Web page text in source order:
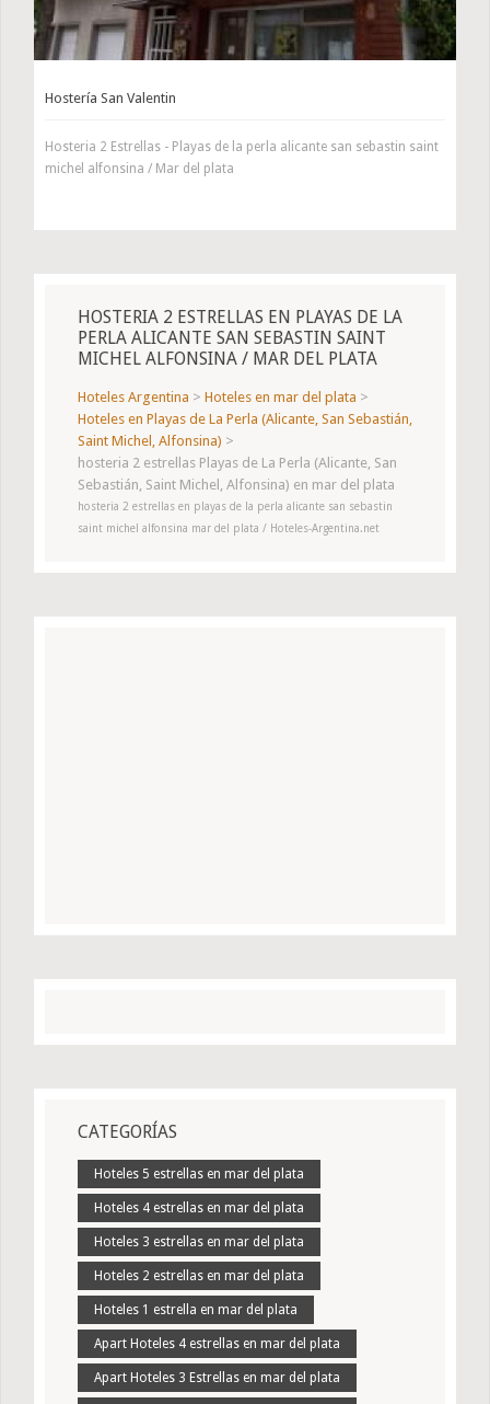
Hostería San Valentin
Hosteria 2 Estrellas - Playas de la perla alicante san sebastin saint
michel alfonsina / Mar del plata
HOSTERIA 2 ESTRELLAS EN PLAYAS DE LA
PERLA ALICANTE SAN SEBASTIN SAINT
MICHEL ALFONSINA / MAR DEL PLATA
Hoteles Argentina > Hoteles en mar del plata >
Hoteles en Playas de La Perla (Alicante, San Sebastián,
Saint Michel, Alfonsina) >
hosteria 2 estrellas Playas de La Perla (Alicante, San
Sebastián, Saint Michel, Alfonsina) en mar del plata
hosteria 2 estrellas en playas de la perla alicante san sebastin
saint michel alfonsina mar del plata / Hoteles-Argentina.net
CATEGORÍAS
Hoteles 5 estrellas en mar del plata
Hoteles 4 estrellas en mar del plata
Hoteles 3 estrellas en mar del plata
Hoteles 2 estrellas en mar del plata
Hoteles 1 estrella en mar del plata
Apart Hoteles 4 estrellas en mar del plata
Apart Hoteles 3 Estrellas en mar del plata